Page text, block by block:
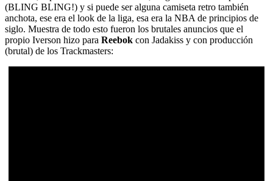
(BLING BLING!) y si puede ser alguna camiseta retro también
anchota, ese era el look de la liga, esa era la NBA de principios de
siglo. Muestra de todo esto fueron los brutales anuncios que el
propio Iverson hizo para Reebok con Jadakiss y con producción
(brutal) de los Trackmasters: